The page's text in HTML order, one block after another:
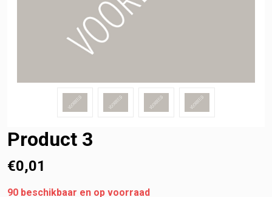
Product 3
€0,01
90 beschikbaar en op voorraad